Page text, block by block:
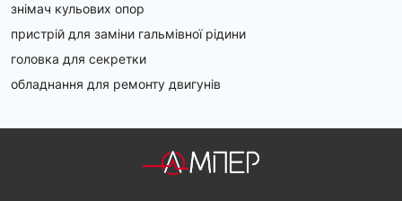
Широкий вибір моделей – від компактних джамп-
стартерів до професійних зарядних станцій.
Швидка доставка по Україні – оформлюйте
терміни.
підібрати модель під ваші завдання.
Обирайте пускозарядні пристрої на Amper.ua
впевнені, що ваш автомобіль завжди заведеться з
знімач кульових опор
пристрій для заміни гальмівної рідини
головка для секретки
обладнання для ремонту двигунів